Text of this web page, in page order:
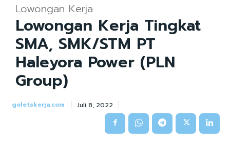
Lowongan Kerja
Lowongan Kerja Tingkat
SMA, SMK/STM PT
Haleyora Power (PLN
Group)
goletskerja.com Juli 8, 2022